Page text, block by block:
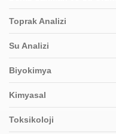
Toprak Analizi
Su Analizi
Biyokimya
Kimyasal
Toksikoloji